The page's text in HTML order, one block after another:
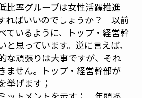
比率グループは女性活躍推進
ればいいのでしょうか？ 以前
ているように、トップ・経営幹
と思っています。逆に言えば、
な頑張りは大事ですが、それ
ません。トップ・経営幹部が
挙げます；